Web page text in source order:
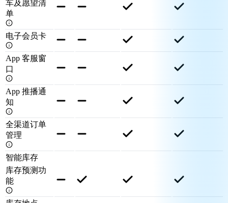
车及愿望清
单
电子会员卡
App 客服窗
口
App 推播通
知
全渠道订单
管理
智能库存
库存预测功
能